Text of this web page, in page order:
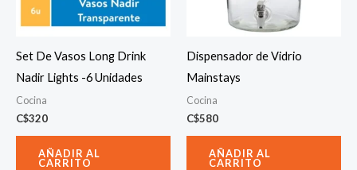
Set De Vasos Long Drink
Nadir Lights -6 Unidades
Cocina
C$320
AÑADIR AL
CARRITO
Dispensador de Vidrio
Mainstays
Cocina
C$580
AÑADIR AL
CARRITO